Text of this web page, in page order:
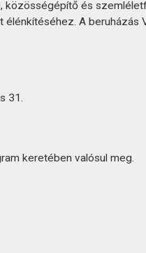
és
A
31.
keretében valósul meg.